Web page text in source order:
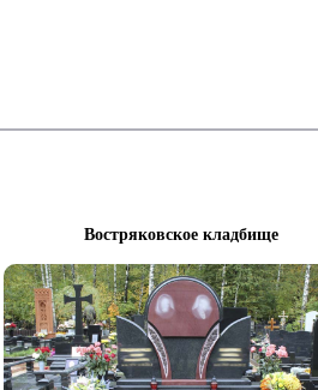
Востряковское кладбище